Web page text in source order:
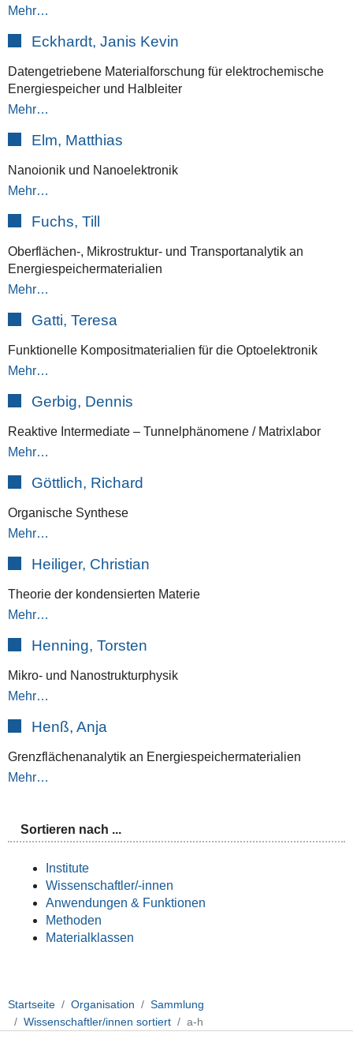
Mehr…
Eckhardt, Janis Kevin
Datengetriebene Materialforschung für elektrochemische
Energiespeicher und Halbleiter
Mehr…
Elm, Matthias
Nanoionik und Nanoelektronik
Mehr…
Fuchs, Till
Oberflächen-, Mikrostruktur- und Transportanalytik an
Energiespeichermaterialien
Mehr…
Gatti, Teresa
Funktionelle Kompositmaterialien für die Optoelektronik
Mehr…
Gerbig, Dennis
Reaktive Intermediate – Tunnelphänomene / Matrixlabor
Mehr…
Göttlich, Richard
Organische Synthese
Mehr…
Heiliger, Christian
Theorie der kondensierten Materie
Mehr…
Henning, Torsten
Mikro- und Nanostrukturphysik
Mehr…
Henß, Anja
Grenzflächenanalytik an Energiespeichermaterialien
Mehr…
Sortieren nach ...
Institute
Wissenschaftler/-innen
Anwendungen & Funktionen
Methoden
Materialklassen
Startseite Organisation
Sammlung
Wissenschaftler/innen sortiert
a-h